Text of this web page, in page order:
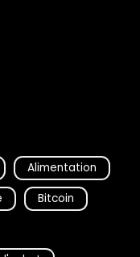
Alimentation
Bitcoin